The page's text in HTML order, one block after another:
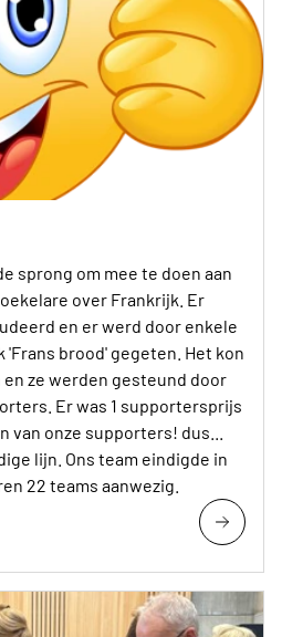
sprong om mee te doen aan
over Frankrijk. Er
en er werd door enkele
'Frans brood' gegeten. Het kon
ze werden gesteund door
Er was 1 supportersprijs
van onze supporters! dus...
lijn. Ons team eindigde in
22 teams aanwezig.